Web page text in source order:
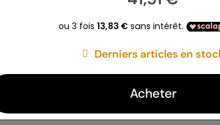
Derniers articles en
Acheter